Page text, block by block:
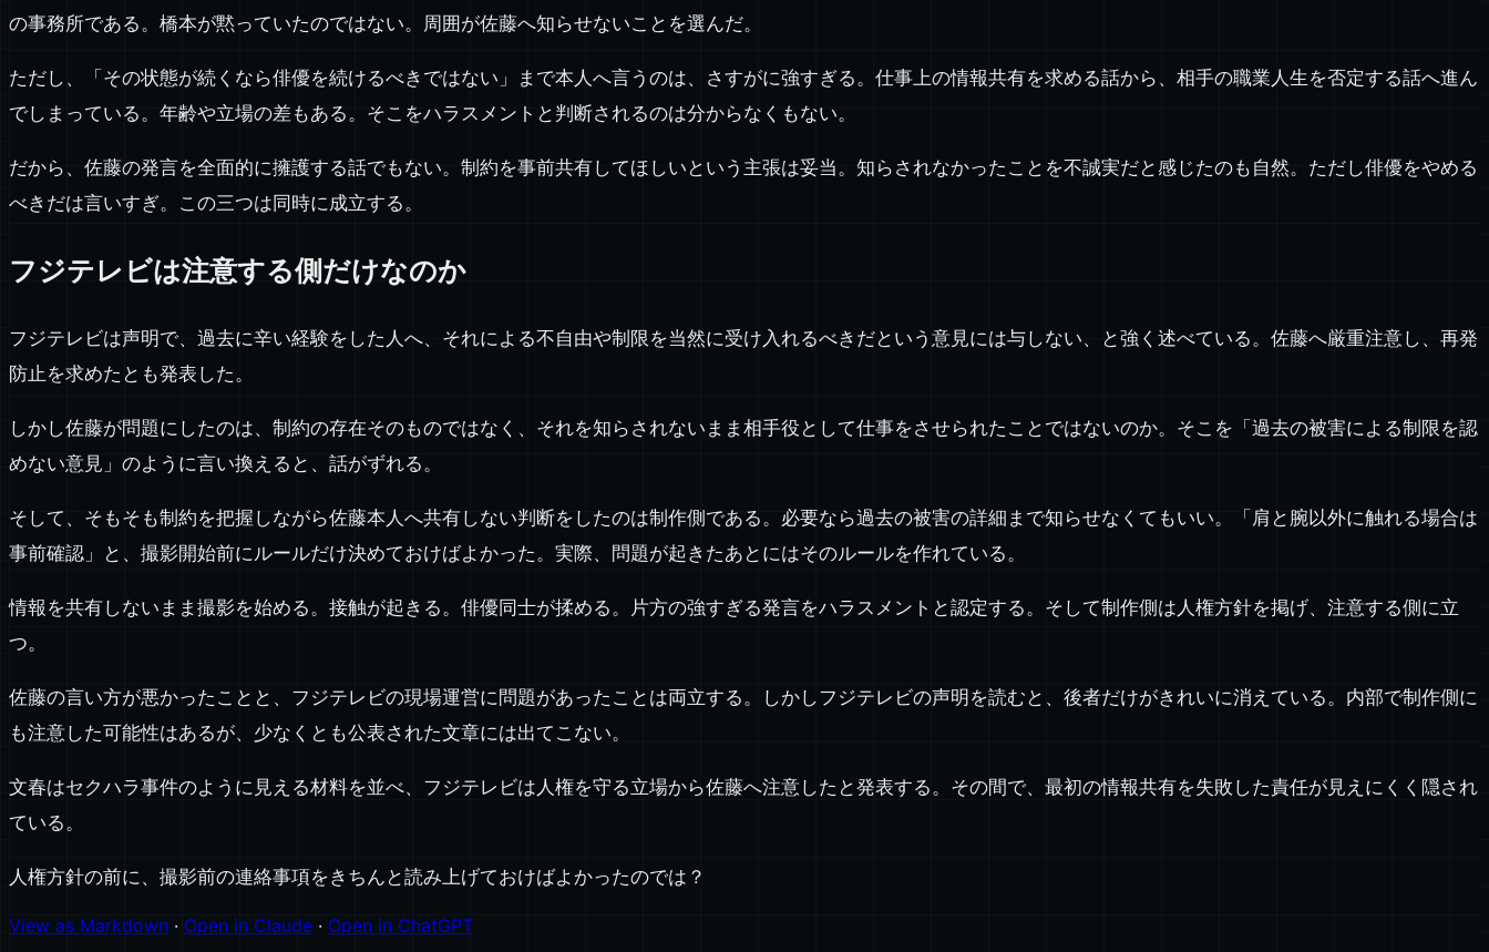
の事務所である。橋本が黙っていたのではない。周囲が佐藤へ知らせないことを選んだ。
ただし、「その状態が続くなら俳優を続けるべきではない」まで本人へ言うのは、さすがに強すぎる。仕事上の情報共有を求める話から、相手の職業人生を否定する話へ進ん
でしまっている。年齢や立場の差もある。そこをハラスメントと判断されるのは分からなくもない。
だから、佐藤の発言を全面的に擁護する話でもない。制約を事前共有してほしいという主張は妥当。知らされなかったことを不誠実だと感じたのも自然。ただし俳優をやめる
べきだは言いすぎ。この三つは同時に成立する。
フジテレビは注意する側だけなのか
フジテレビは声明で、過去に辛い経験をした人へ、それによる不自由や制限を当然に受け入れるべきだという意見には与しない、と強く述べている。佐藤へ厳重注意し、再発
防止を求めたとも発表した。
しかし佐藤が問題にしたのは、制約の存在そのものではなく、それを知らされないまま相手役として仕事をさせられたことではないのか。そこを「過去の被害による制限を認
めない意見」のように言い換えると、話がずれる。
そして、そもそも制約を把握しながら佐藤本人へ共有しない判断をしたのは制作側である。必要なら過去の被害の詳細まで知らせなくてもいい。「肩と腕以外に触れる場合は
事前確認」と、撮影開始前にルールだけ決めておけばよかった。実際、問題が起きたあとにはそのルールを作れている。
情報を共有しないまま撮影を始める。接触が起きる。俳優同士が揉める。片方の強すぎる発言をハラスメントと認定する。そして制作側は人権方針を掲げ、注意する側に立
つ。
佐藤の言い方が悪かったことと、フジテレビの現場運営に問題があったことは両立する。しかしフジテレビの声明を読むと、後者だけがきれいに消えている。内部で制作側に
も注意した可能性はあるが、少なくとも公表された文章には出てこない。
文春はセクハラ事件のように見える材料を並べ、フジテレビは人権を守る立場から佐藤へ注意したと発表する。その間で、最初の情報共有を失敗した責任が見えにくく隠され
ている。
人権方針の前に、撮影前の連絡事項をきちんと読み上げておけばよかったのでは？
View as Markdown · Open in Claude · Open in ChatGPT